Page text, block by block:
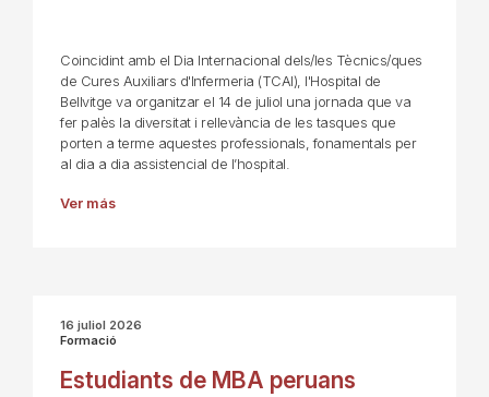
Coincidint amb el Dia Internacional dels/les Tècnics/ques
de Cures Auxiliars d'Infermeria (TCAI), l'Hospital de
Bellvitge va organitzar el 14 de juliol una jornada que va
fer palès la diversitat i rellevància de les tasques que
porten a terme aquestes professionals, fonamentals per
al dia a dia assistencial de l’hospital.
Ver más
16 juliol 2026
Formació
Estudiants de MBA peruans